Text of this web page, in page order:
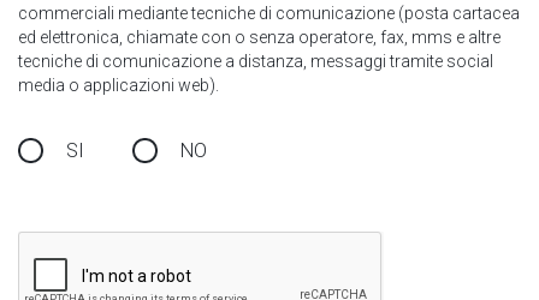
commerciali mediante tecniche di comunicazione (posta cartacea
ed elettronica, chiamate con o senza operatore, fax, mms e altre
tecniche di comunicazione a distanza, messaggi tramite social
media o applicazioni web).
SI NO